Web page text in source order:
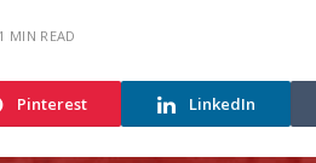
1 MIN READ
Pinterest LinkedIn